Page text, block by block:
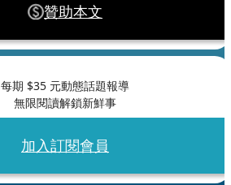
贊助本文
每期 $35 元動態話題報導
無限閱讀解鎖新鮮事
加入訂閱會員